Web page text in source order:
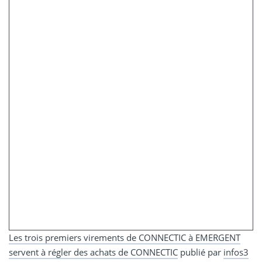
Les trois premiers virements de CONNECTIC à EMERGENT
servent à régler des achats de CONNECTIC publié par infos3